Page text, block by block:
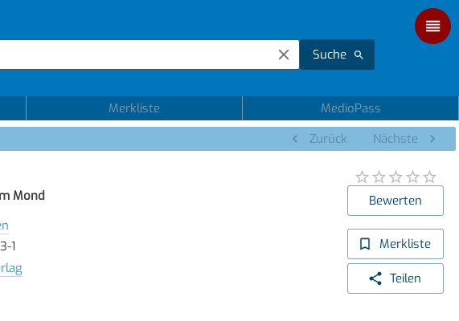
Suche
Merkliste
MedioPass
Zurück Nächste
Mond
1
Bewerten
Merkliste
Teilen